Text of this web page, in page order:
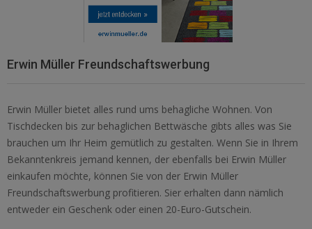
Erwin Müller Freundschaftswerbung
Erwin Müller bietet alles rund ums behagliche Wohnen. Von
Tischdecken bis zur behaglichen Bettwäsche gibts alles was Sie
brauchen um Ihr Heim gemütlich zu gestalten. Wenn Sie in Ihrem
Bekanntenkreis jemand kennen, der ebenfalls bei Erwin Müller
einkaufen möchte, können Sie von der Erwin Müller
Freundschaftswerbung profitieren. Sier erhalten dann nämlich
entweder ein Geschenk oder einen 20-Euro-Gutschein.